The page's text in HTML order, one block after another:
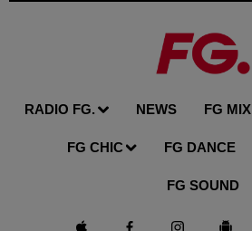
RADIO FG. NEWS FG MIX
FG CHIC FG DANCE
FG SOUND